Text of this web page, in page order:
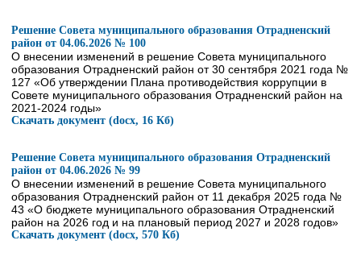
Решение Совета муниципального образования Отрадненский
район от 04.06.2026 № 100
О внесении изменений в решение Совета муниципального
образования Отрадненский район от 30 сентября 2021 года №
127 «Об утверждении Плана противодействия коррупции в
Совете муниципального образования Отрадненский район на
2021-2024 годы»
Скачать документ (docx, 16 Кб)
Решение Совета муниципального образования Отрадненский
район от 04.06.2026 № 99
О внесении изменений в решение Совета муниципального
образования Отрадненский район от 11 декабря 2025 года №
43 «О бюджете муниципального образования Отрадненский
район на 2026 год и на плановый период 2027 и 2028 годов»
Скачать документ (docx, 570 Кб)